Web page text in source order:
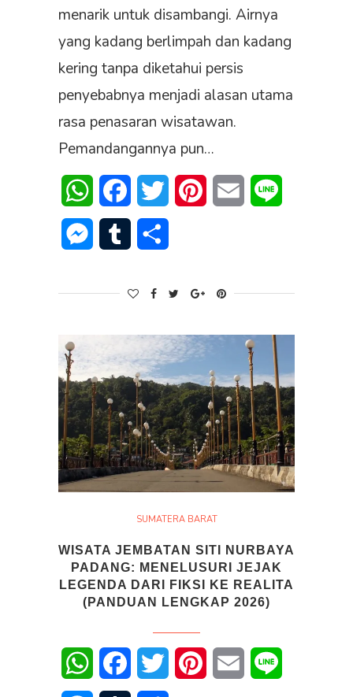
menarik untuk disambangi. Airnya
yang kadang berlimpah dan kadang
kering tanpa diketahui persis
penyebabnya menjadi alasan utama
rasa penasaran wisatawan.
Pemandangannya pun…
WhatsAppFacebookTwitter PinterestEmail
Messenger
Tumblr
SUMATERA BARAT
WISATA JEMBATAN SITI NURBAYA
PADANG: MENELUSURI JEJAK
LEGENDA DARI FIKSI KE REALITA
(PANDUAN LENGKAP 2026)
WhatsAppFacebookTwitter PinterestEmail